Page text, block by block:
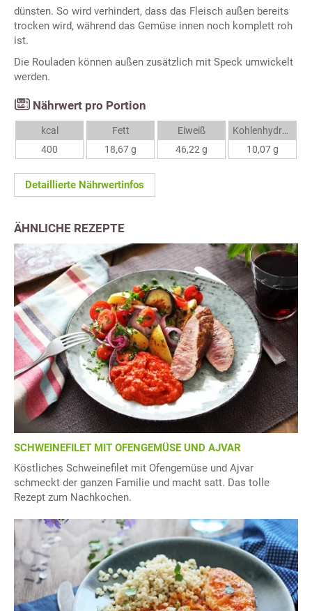
dünsten. So wird verhindert, dass das Fleisch außen bereits
trocken wird, während das Gemüse innen noch komplett roh
ist.
Die Rouladen können außen zusätzlich mit Speck umwickelt
werden.
Nährwert pro Portion
kcal
400
Fett
18,67 g
Eiweiß
46,22 g
Kohlenhydrate
10,07 g
Detaillierte Nährwertinfos
ÄHNLICHE REZEPTE
SCHWEINEFILET MIT OFENGEMÜSE UND AJVAR
Köstliches Schweinefilet mit Ofengemüse und Ajvar
schmeckt der ganzen Familie und macht satt. Das tolle
Rezept zum Nachkochen.